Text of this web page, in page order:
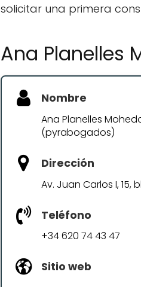
solicitar una primera
Ana Planelles
Nombre
Ana Planelles
(pyrabogados)
Dirección
Av. Juan Carlos I, 15,
Teléfono
+34 620 74 43 47
Sitio web